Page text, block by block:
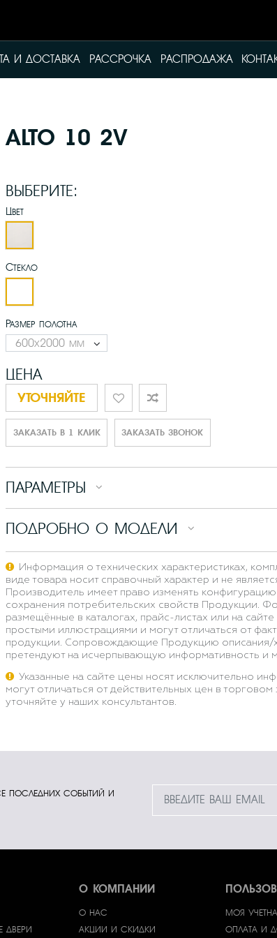
И ДОСТАВКА РАССРОЧКА РАСПРОДАЖА
ALTO 10 2V
ВЫБЕРИТЕ:
Цвет
Стекло
Размер полотна
ЦЕНА
уточняйте
ЗАКАЗАТЬ В 1 КЛИК ЗАКАЗАТЬ ЗВОНОК
ПАРАМЕТРЫ
ПОДРОБНО О МОДЕЛИ
Информация о технических характеристиках,
виде товара носит справочный характер и не
Производитель имеет право изменять
сохранения потребительских свойств Продукции.
размещённые в каталогах, прайс-листах или на
простыми иллюстрациями и могут отличаться от
продукции. Сопровождающие Продукцию описания/
претендуют на исчерпывающую информативность и
Указанные на сайте цены носят исключительно
могут отличаться от действительных цен в
уточняйте у наших консультантов.
ПОСЛЕДНИХ СОБЫТИЙ И
ДВЕРИ
О КОМПАНИИ
О НАС
АКЦИИ И СКИДКИ
МОЯ
ОПЛАТА И